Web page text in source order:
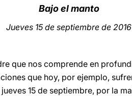
Bajo el manto
Jueves 15 de septiembre de 2016
que nos comprende en
que hoy, por ejemplo,
15 de septiembre, por la